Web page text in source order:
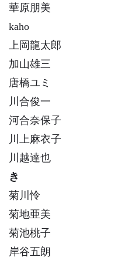
華原朋美
kaho
上岡龍太郎
加山雄三
唐橋ユミ
川合俊一
河合奈保子
川上麻衣子
川越達也
き
菊川怜
菊地亜美
菊池桃子
岸谷五朗